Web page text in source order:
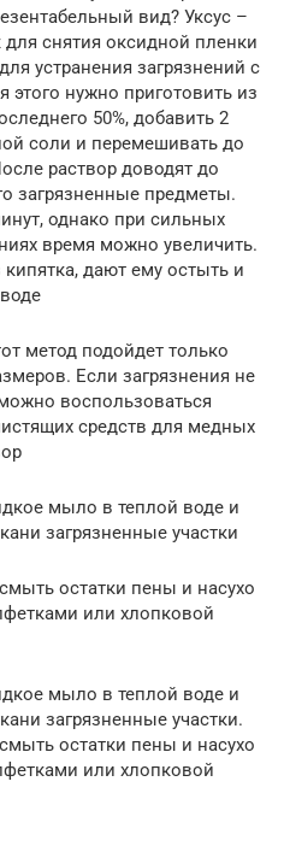
вид? Уксус –
снятия оксидной пленки
устранения загрязнений с
нужно приготовить из
50%, добавить 2
соли и перемешивать до
раствор доводят до
загрязненные предметы.
однако при сильных
время можно увеличить.
дают ему остыть и
метод подойдет только
Если загрязнения не
воспользоваться
средств для медных
мыло в теплой воде и
загрязненные участки
остатки пены и насухо
или хлопковой
мыло в теплой воде и
загрязненные участки.
остатки пены и насухо
или хлопковой